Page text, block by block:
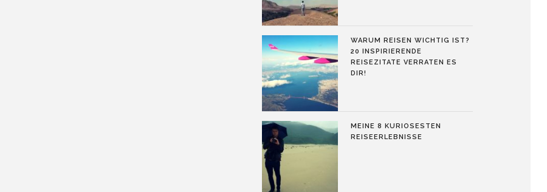
WARUM REISEN WICHTIG IST?
20 INSPIRIERENDE
REISEZITATE VERRATEN ES
DIR!
MEINE 8 KURIOSESTEN
REISEERLEBNISSE